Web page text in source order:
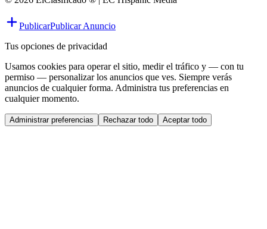
PublicarPublicar Anuncio
Tus opciones de privacidad
Usamos cookies para operar el sitio, medir el tráfico y — con tu
permiso — personalizar los anuncios que ves. Siempre verás
anuncios de cualquier forma. Administra tus preferencias en
cualquier momento.
Administrar preferencias Rechazar todo Aceptar todo